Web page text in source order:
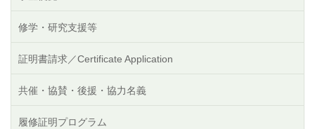
修学・研究支援等
証明書請求／Certificate Application
共催・協賛・後援・協力名義
履修証明プログラム